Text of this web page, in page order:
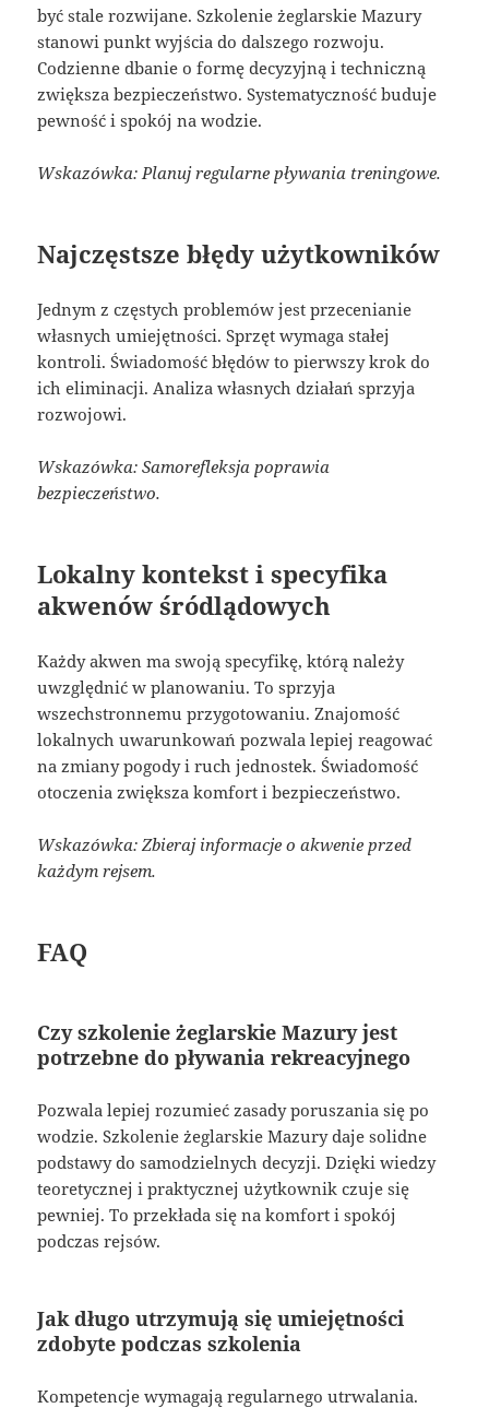
być stale rozwijane. Szkolenie żeglarskie Mazury
stanowi punkt wyjścia do dalszego rozwoju.
Codzienne dbanie o formę decyzyjną i techniczną
zwiększa bezpieczeństwo. Systematyczność buduje
pewność i spokój na wodzie.
Wskazówka: Planuj regularne pływania treningowe.
Najczęstsze błędy użytkowników
Jednym z częstych problemów jest przecenianie
własnych umiejętności. Sprzęt wymaga stałej
kontroli. Świadomość błędów to pierwszy krok do
ich eliminacji. Analiza własnych działań sprzyja
rozwojowi.
Wskazówka: Samorefleksja poprawia
bezpieczeństwo.
Lokalny kontekst i specyfika
akwenów śródlądowych
Każdy akwen ma swoją specyfikę, którą należy
uwzględnić w planowaniu. To sprzyja
wszechstronnemu przygotowaniu. Znajomość
lokalnych uwarunkowań pozwala lepiej reagować
na zmiany pogody i ruch jednostek. Świadomość
otoczenia zwiększa komfort i bezpieczeństwo.
Wskazówka: Zbieraj informacje o akwenie przed
każdym rejsem.
FAQ
Czy szkolenie żeglarskie Mazury jest
potrzebne do pływania rekreacyjnego
Pozwala lepiej rozumieć zasady poruszania się po
wodzie. Szkolenie żeglarskie Mazury daje solidne
podstawy do samodzielnych decyzji. Dzięki wiedzy
teoretycznej i praktycznej użytkownik czuje się
pewniej. To przekłada się na komfort i spokój
podczas rejsów.
Jak długo utrzymują się umiejętności
zdobyte podczas szkolenia
Kompetencje wymagają regularnego utrwalania.